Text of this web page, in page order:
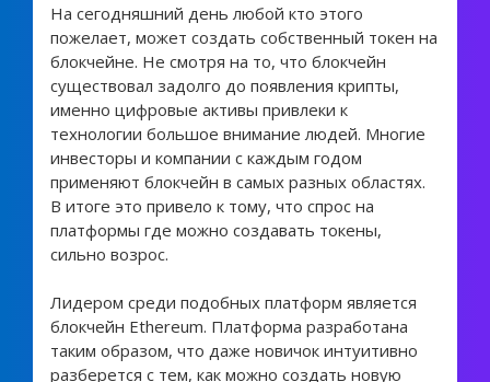
На сегодняшний день любой кто этого
пожелает, может создать собственный токен на
блокчейне. Не смотря на то, что блокчейн
существовал задолго до появления крипты,
именно цифровые активы привлеки к
технологии большое внимание людей. Многие
инвесторы и компании с каждым годом
применяют блокчейн в самых разных областях.
В итоге это привело к тому, что спрос на
платформы где можно создавать токены,
сильно возрос.
Лидером среди подобных платформ является
блокчейн Ethereum. Платформа разработана
таким образом, что даже новичок интуитивно
разберется с тем, как можно создать новую